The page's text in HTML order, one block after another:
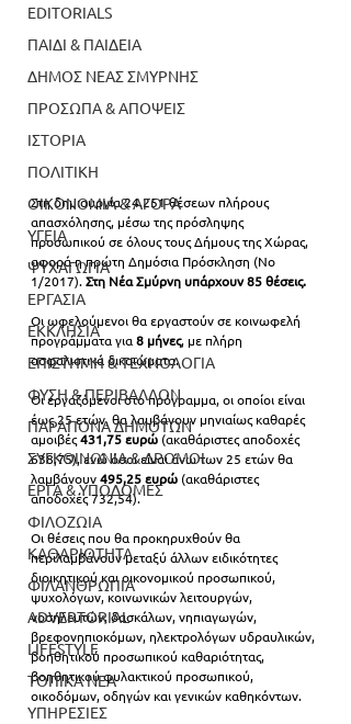
EDITORIALS
ΠΑΙΔΙ & ΠΑΙΔΕΙΑ
ΔΗΜΟΣ ΝΕΑΣ ΣΜΥΡΝΗΣ
ΠΡΟΣΩΠΑ & ΑΠΟΨΕΙΣ
ΙΣΤΟΡΙΑ
ΠΟΛΙΤΙΚΗ
ΟΙΚΟΝΟΜΙΑ & ΑΓΟΡΑ
ΥΓΕΙΑ
ΨΥΧΑΓΩΓΙΑ
ΕΡΓΑΣΙΑ
ΕΚΚΛΗΣΙΑ
ΕΠΙΣΤΗΜΗ & ΤΕΧΝΟΛΟΓΙΑ
ΦΥΣΗ & ΠΕΡΙΒΑΛΛΟΝ
ΠΑΡΑΠΟΝΑ ΔΗΜΟΤΩΝ
ΣΥΓΚΟΙΝΩΝΙΑ & ΔΡΟΜΟΙ
ΕΡΓΑ & ΥΠΟΔΟΜΕΣ
ΦΙΛΟΖΩΙΑ
ΚΑΘΑΡΙΟΤΗΤΑ
ΦΙΛΑΝΘΡΩΠΙΑ
ADVERTORIAL
LIFESTYLE
ΤΟΠΙΚΑ ΝΕΑ
ΥΠΗΡΕΣΙΕΣ
Στη δημιουργία 24.251 θέσεων πλήρους
απασχόλησης, μέσω της πρόσληψης
προσωπικού σε όλους τους Δήμους της Xώρας,
αφορά η πρώτη Δημόσια Πρόσκληση (Νο
1/2017). Στη Νέα Σμύρνη υπάρχουν 85 θέσεις.
Οι ωφελούμενοι θα εργαστούν σε κοινωφελή
προγράμματα για 8 μήνες, με πλήρη
ασφαλιστικά δικαιώματα.
Οι εργαζόμενοι στο πρόγραμμα, οι οποίοι είναι
έως 25 ετών, θα λαμβάνουν μηνιαίως καθαρές
αμοιβές 431,75 ευρώ (ακαθάριστες αποδοχές
638,75), ενώ όσοι είναι άνω των 25 ετών θα
λαμβάνουν 495,25 ευρώ (ακαθάριστες
αποδοχές 732,54).
Οι θέσεις που θα προκηρυχθούν θα
περιλαμβάνουν μεταξύ άλλων ειδικότητες
διοικητικού και οικονομικού προσωπικού,
ψυχολόγων, κοινωνικών λειτουργών,
νοσηλευτών, δασκάλων, νηπιαγωγών,
βρεφονηπιοκόμων, ηλεκτρολόγων υδραυλικών,
βοηθητικού προσωπικού καθαριότητας,
βοηθητικού φυλακτικού προσωπικού,
οικοδόμων, οδηγών και γενικών καθηκόντων.